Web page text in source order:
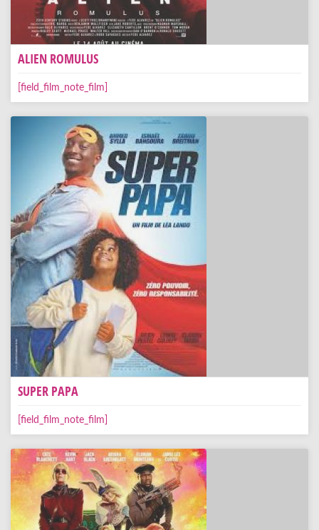
ALIEN ROMULUS
[field_film_note_film]
SUPER PAPA
[field_film_note_film]